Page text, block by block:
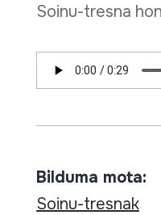
Soinu-tresna
Bilduma mota:
Soinu-tresnak